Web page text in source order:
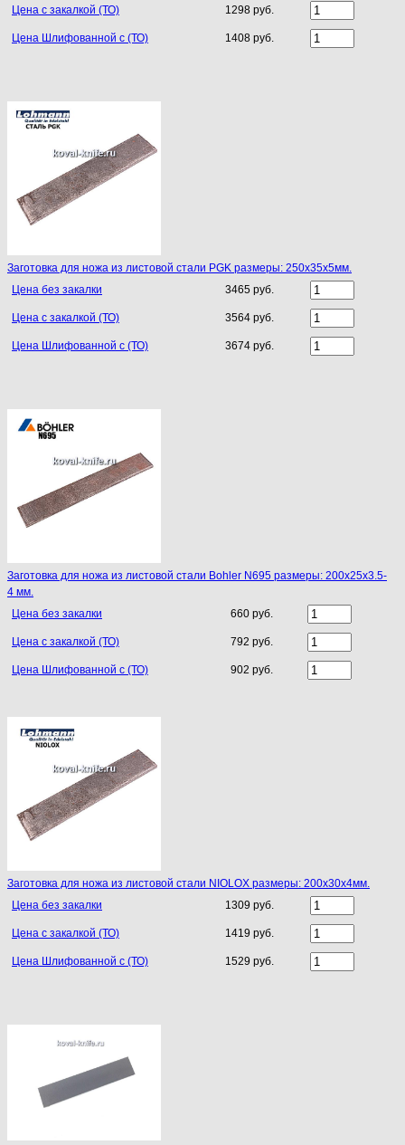
Цена с закалкой (ТО) 1298 руб.
Цена Шлифованной с (ТО) 1408 руб.
Заготовка для ножа из листовой стали PGK размеры: 250х35х5мм.
Цена без закалки
3465 руб.
Цена с закалкой (ТО) 3564 руб.
Цена Шлифованной с (ТО) 3674 руб.
Заготовка для ножа из листовой стали Bohler N695 размеры: 200х25х3.5-
4 мм.
Цена без закалки
660 руб.
Цена с закалкой (ТО) 792 руб.
Цена Шлифованной с (ТО) 902 руб.
Заготовка для ножа из листовой стали NIOLOX размеры: 200х30х4мм.
Цена без закалки
1309 руб.
Цена с закалкой (ТО) 1419 руб.
Цена Шлифованной с (ТО) 1529 руб.